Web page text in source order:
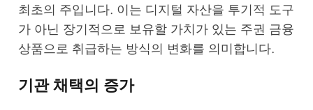
최초의 주입니다. 이는 디지털 자산을 투기적 도구
가 아닌 장기적으로 보유할 가치가 있는 주권 금융
상품으로 취급하는 방식의 변화를 의미합니다.
기관 채택의 증가